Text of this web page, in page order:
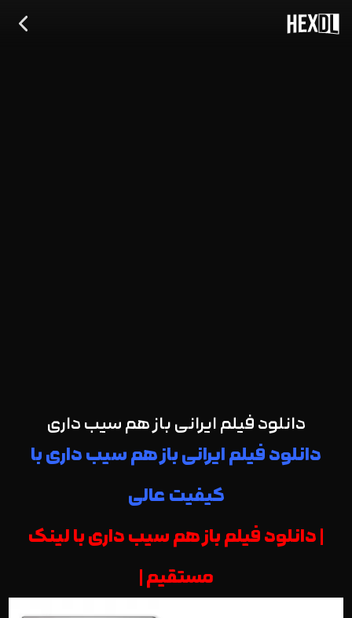
دانلود فیلم ایرانی باز هم سیب داری
دانلود فیلم ایرانی باز هم سیب داری با
کیفیت عالی
| دانلود فیلم باز هم سیب داری با لینک
مستقیم |